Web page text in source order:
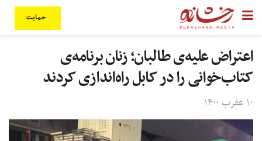
حمایت
اعتراض علیه‌ی طالبان؛ زنان برنامه‌ی
کتاب‌خوانی را در کابل راه‌اندازی کردند
۱۰ عقرب ۱۴۰۰